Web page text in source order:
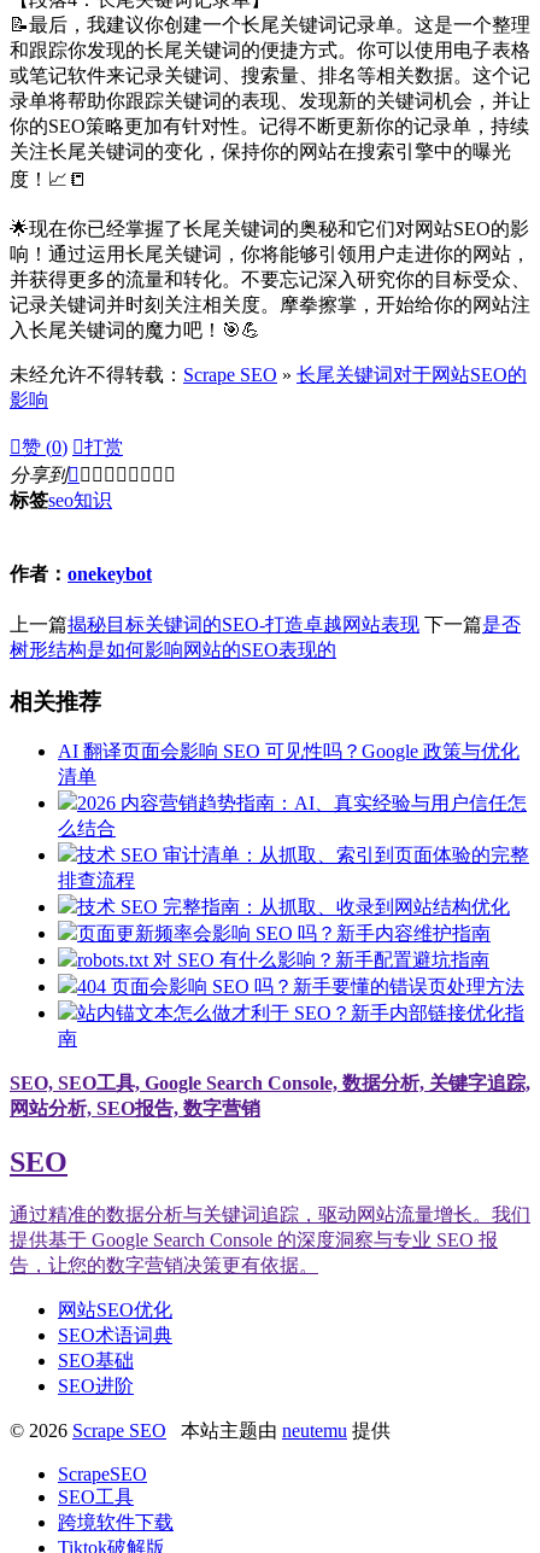
📝最后，我建议你创建一个长尾关键词记录单。这是一个整理
和跟踪你发现的长尾关键词的便捷方式。你可以使用电子表格
或笔记软件来记录关键词、搜索量、排名等相关数据。这个记
录单将帮助你跟踪关键词的表现、发现新的关键词机会，并让
你的SEO策略更加有针对性。记得不断更新你的记录单，持续
关注长尾关键词的变化，保持你的网站在搜索引擎中的曝光
度！📈📒
🌟现在你已经掌握了长尾关键词的奥秘和它们对网站SEO的影
响！通过运用长尾关键词，你将能够引领用户走进你的网站，
并获得更多的流量和转化。不要忘记深入研究你的目标受众、
记录关键词并时刻关注相关度。摩拳擦掌，开始给你的网站注
入长尾关键词的魔力吧！🎯💪
未经允许不得转载： Scrape SEO » 长尾关键词对于网站SEO的
影响
赞 (0) 打赏
分享到        
标签seo知识
作者： onekeybot
上一篇揭秘目标关键词的SEO-打造卓越网站表现 下一篇是否
树形结构是如何影响网站的SEO表现的
相关推荐
AI 翻译页面会影响 SEO 可见性吗？Google 政策与优化
清单
2026 内容营销趋势指南：AI、真实经验与用户信任怎
么结合
技术 SEO 审计清单：从抓取、索引到页面体验的完整
排查流程
技术 SEO 完整指南：从抓取、收录到网站结构优化
页面更新频率会影响 SEO 吗？新手内容维护指南
robots.txt 对 SEO 有什么影响？新手配置避坑指南
404 页面会影响 SEO 吗？新手要懂的错误页处理方法
站内锚文本怎么做才利于 SEO？新手内部链接优化指
南
SEO, SEO工具, Google Search Console, 数据分析, 关键字追踪,
网站分析, SEO报告, 数字营销
SEO
通过精准的数据分析与关键词追踪，驱动网站流量增长。我们
提供基于 Google Search Console 的深度洞察与专业 SEO 报
告，让您的数字营销决策更有依据。
网站SEO优化
SEO术语词典
SEO基础
SEO进阶
© 2026 Scrape SEO 本站主题由 neutemu 提供
ScrapeSEO
SEO工具
跨境软件下载
Tiktok破解版